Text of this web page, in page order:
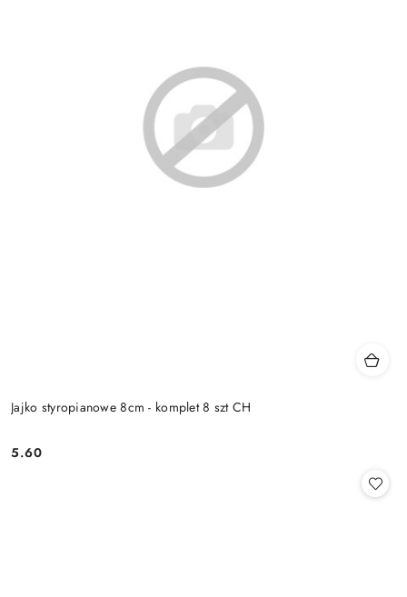
Jajko styropianowe 8cm - komplet 8 szt CH
Cena:
5.60